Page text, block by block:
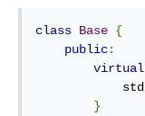
class Base {
public:
virtual
            std
}